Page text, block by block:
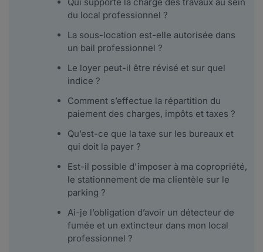
du local professionnel ?
La sous-location est-elle autorisée dans
un bail professionnel ?
Le loyer peut-il être révisé et sur quel
indice ?
Comment s’effectue la répartition du
paiement des charges, impôts et taxes ?
Qu’est-ce que la taxe sur les bureaux et
qui doit la payer ?
Est-il possible d'imposer à ma copropriété,
le stationnement de ma clientèle sur le
parking ?
Ai-je l’obligation d’avoir un détecteur de
fumée et un extincteur dans mon local
professionnel ?